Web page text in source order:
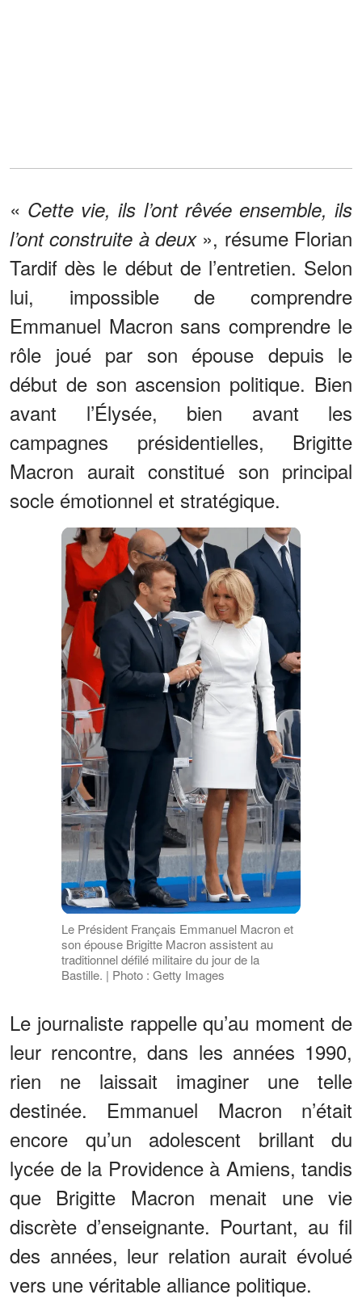
« Cette vie, ils l’ont rêvée ensemble, ils
l’ont construite à deux», résume Florian
Tardif dès le début de l’entretien. Selon
lui, impossible de comprendre
Emmanuel Macron sans comprendre le
rôle joué par son épouse depuis le
début de son ascension politique. Bien
avant l’Élysée, bien avant les
campagnes présidentielles, Brigitte
Macron aurait constitué son principal
socle émotionnel et stratégique.
Le Président Français Emmanuel Macron et
son épouse Brigitte Macron assistent au
traditionnel défilé militaire du jour de la
Bastille. | Photo : Getty Images
Le journaliste rappelle qu’au moment de
leur rencontre, dans les années 1990,
rien ne laissait imaginer une telle
destinée. Emmanuel Macron n’était
encore qu’un adolescent brillant du
lycée de la Providence à Amiens, tandis
que Brigitte Macron menait une vie
discrète d’enseignante. Pourtant, au fil
des années, leur relation aurait évolué
vers une véritable alliance politique.